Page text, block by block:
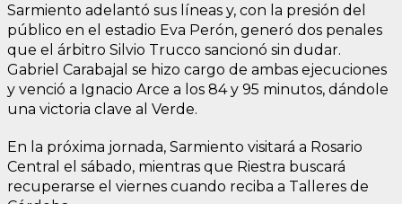
Sarmiento adelantó sus líneas y, con la presión del
público en el estadio Eva Perón, generó dos penales
que el árbitro Silvio Trucco sancionó sin dudar.
Gabriel Carabajal se hizo cargo de ambas ejecuciones
y venció a Ignacio Arce a los 84 y 95 minutos, dándole
una victoria clave al Verde.
En la próxima jornada, Sarmiento visitará a Rosario
Central el sábado, mientras que Riestra buscará
recuperarse el viernes cuando reciba a Talleres de